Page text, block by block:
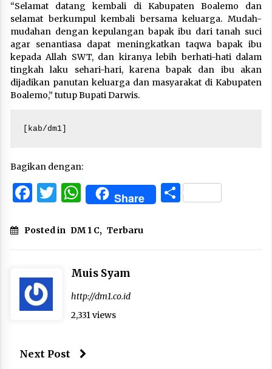
“Selamat datang kembali di Kabupaten Boalemo dan
selamat berkumpul kembali bersama keluarga. Mudah-
mudahan dengan kepulangan bapak ibu dari tanah suci
agar senantiasa dapat meningkatkan taqwa bapak ibu
kepada Allah SWT, dan kiranya lebih berhati-hati dalam
tingkah laku sehari-hari, karena bapak dan ibu akan
dijadikan panutan keluarga dan masyarakat di Kabupaten
Boalemo,” tutup Bupati Darwis.
[kab/dm1]
Bagikan dengan:
Facebook
Twitter
WhatsApp
Share Share
Posted in DM 1 C, Terbaru
Muis Syam
http://dm1.co.id
2,331 views
Next Post